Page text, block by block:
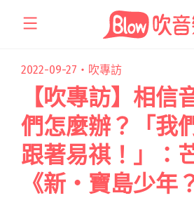
2022-09-27・ 吹專訪
【吹專訪】相信
們怎麼辦？「我
跟著易祺！」：
《新・寶島少年